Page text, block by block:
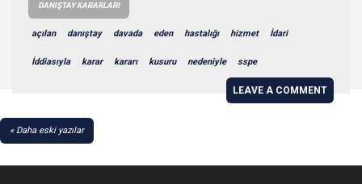
DANIŞTAY KARARLARI
açılan danıştay davada eden hastalığı hizmet İdari
İddiasıyla karar kararı kusuru nedeniyle sspe
LEAVE A COMMENT
YAZI
Daha eski yazılar